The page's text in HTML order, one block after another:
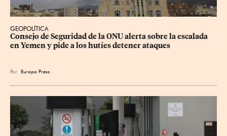
GEOPOLÍTICA
Consejo de Seguridad de la ONU alerta sobre la escalada
en Yemen y pide a los hutíes detener ataques
Por Europa Press